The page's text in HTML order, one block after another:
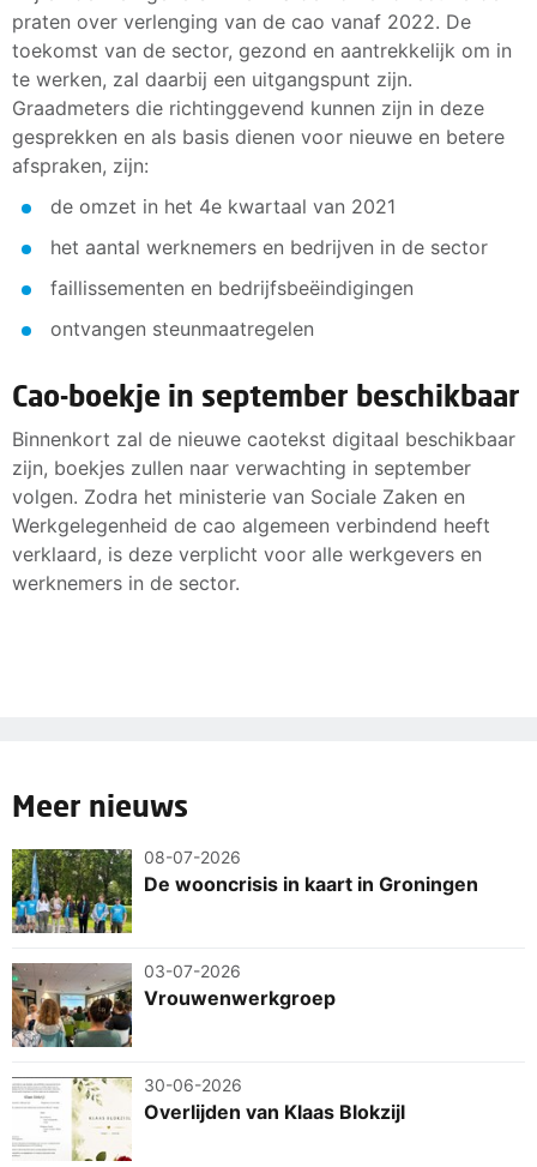
praten over verlenging van de cao vanaf 2022. De
toekomst van de sector, gezond en aantrekkelijk om in
te werken, zal daarbij een uitgangspunt zijn.
Graadmeters die richtinggevend kunnen zijn in deze
gesprekken en als basis dienen voor nieuwe en betere
afspraken, zijn:
de omzet in het 4e kwartaal van 2021
het aantal werknemers en bedrijven in de sector
faillissementen en bedrijfsbeëindigingen
ontvangen steunmaatregelen
Cao-boekje in september beschikbaar
Binnenkort zal de nieuwe caotekst digitaal beschikbaar
zijn, boekjes zullen naar verwachting in september
volgen. Zodra het ministerie van Sociale Zaken en
Werkgelegenheid de cao algemeen verbindend heeft
verklaard, is deze verplicht voor alle werkgevers en
werknemers in de sector.
Meer nieuws
08-07-2026
De wooncrisis in kaart in Groningen
03-07-2026
Vrouwenwerkgroep
30-06-2026
Overlijden van Klaas Blokzijl